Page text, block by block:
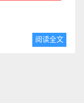
阅读全文